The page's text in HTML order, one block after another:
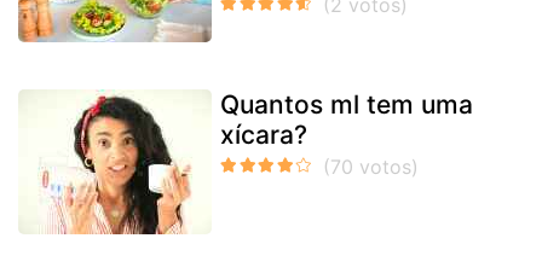
Quantos ml tem uma
xícara?